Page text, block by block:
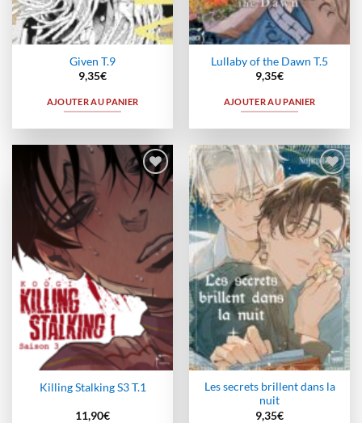
Given T.9
9,35€
AJOUTER AU PANIER
Lullaby of the Dawn T.5
9,35€
AJOUTER AU PANIER
Ajouter
à la
wishlist
Killing Stalking S3 T.1
11,90€
Ajouter
à la
wishlist
Les secrets brillent dans la
nuit
9,35€